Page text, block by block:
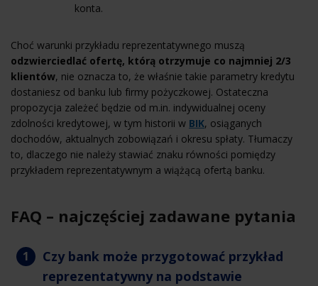
konta.
Choć warunki przykładu reprezentatywnego muszą
odzwierciedlać ofertę, którą otrzymuje co najmniej 2/3
klientów, nie oznacza to, że właśnie takie parametry kredytu
dostaniesz od banku lub firmy pożyczkowej. Ostateczna
propozycja zależeć będzie od m.in. indywidualnej oceny
zdolności kredytowej, w tym historii w BIK, osiąganych
dochodów, aktualnych zobowiązań i okresu spłaty. Tłumaczy
to, dlaczego nie należy stawiać znaku równości pomiędzy
przykładem reprezentatywnym a wiążącą ofertą banku.
FAQ – najczęściej zadawane pytania
Czy bank może przygotować przykład
reprezentatywny na podstawie